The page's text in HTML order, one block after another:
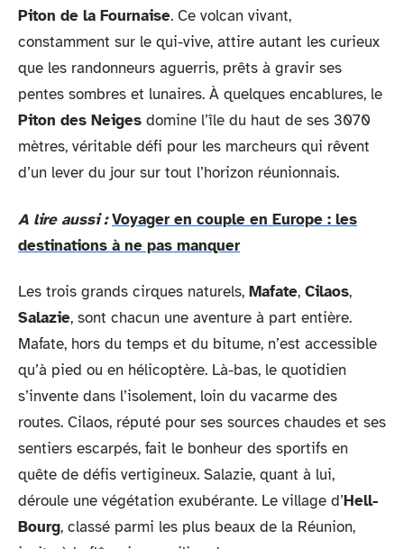
Piton de la Fournaise. Ce volcan vivant,
constamment sur le qui-vive, attire autant les curieux
que les randonneurs aguerris, prêts à gravir ses
pentes sombres et lunaires. À quelques encablures, le
Piton des Neiges domine l’île du haut de ses 3070
mètres, véritable défi pour les marcheurs qui rêvent
d’un lever du jour sur tout l’horizon réunionnais.
A lire aussi : Voyager en couple en Europe : les
destinations à ne pas manquer
Les trois grands cirques naturels, Mafate, Cilaos,
Salazie, sont chacun une aventure à part entière.
Mafate, hors du temps et du bitume, n’est accessible
qu’à pied ou en hélicoptère. Là-bas, le quotidien
s’invente dans l’isolement, loin du vacarme des
routes. Cilaos, réputé pour ses sources chaudes et ses
sentiers escarpés, fait le bonheur des sportifs en
quête de défis vertigineux. Salazie, quant à lui,
déroule une végétation exubérante. Le village d’Hell-
Bourg, classé parmi les plus beaux de la Réunion,